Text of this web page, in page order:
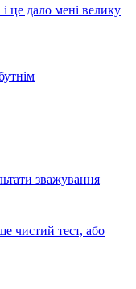
це дало мені велику
зважування
чистий тест, або